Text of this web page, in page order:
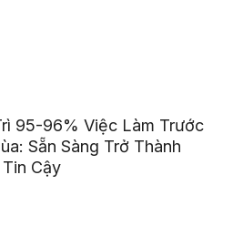
95-96% Việc Làm Trước
Sẵn Sàng Trở Thành
Cậy